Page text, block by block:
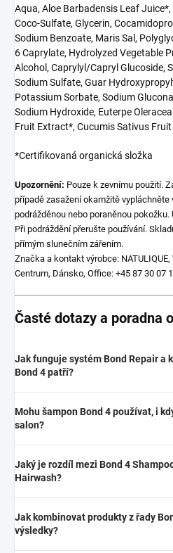
Aqua, Aloe Barbadensis Leaf
Coco-Sulfate, Glycerin,
Sodium Benzoate, Maris Sal,
6 Caprylate, Hydrolyzed Vegetable
Alcohol, Caprylyl/Capryl Glucoside,
Sodium Sulfate, Guar
Potassium Sorbate, Sodium
Sodium Hydroxide, Euterpe
Fruit Extract*, Cucumis Sativus
*Certifikovaná organická složka
Upozornění: Pouze k zevnímu použití.
případě zasažení okamžitě vypláchněte
podrážděnou nebo poraněnou
Při podráždění přerušte používání.
přímým slunečním zářením.
Značka a kontakt výrobce:
Centrum, Dánsko, Office: +45 87 30 07
Časté dotazy a poradna
Jak funguje systém Bond Repair a
Bond 4 patří?
Mohu šampon Bond 4 používat, i
salon?
Jaký je rozdíl mezi Bond 4
Hairwash?
Jak kombinovat produkty z řady
výsledky?